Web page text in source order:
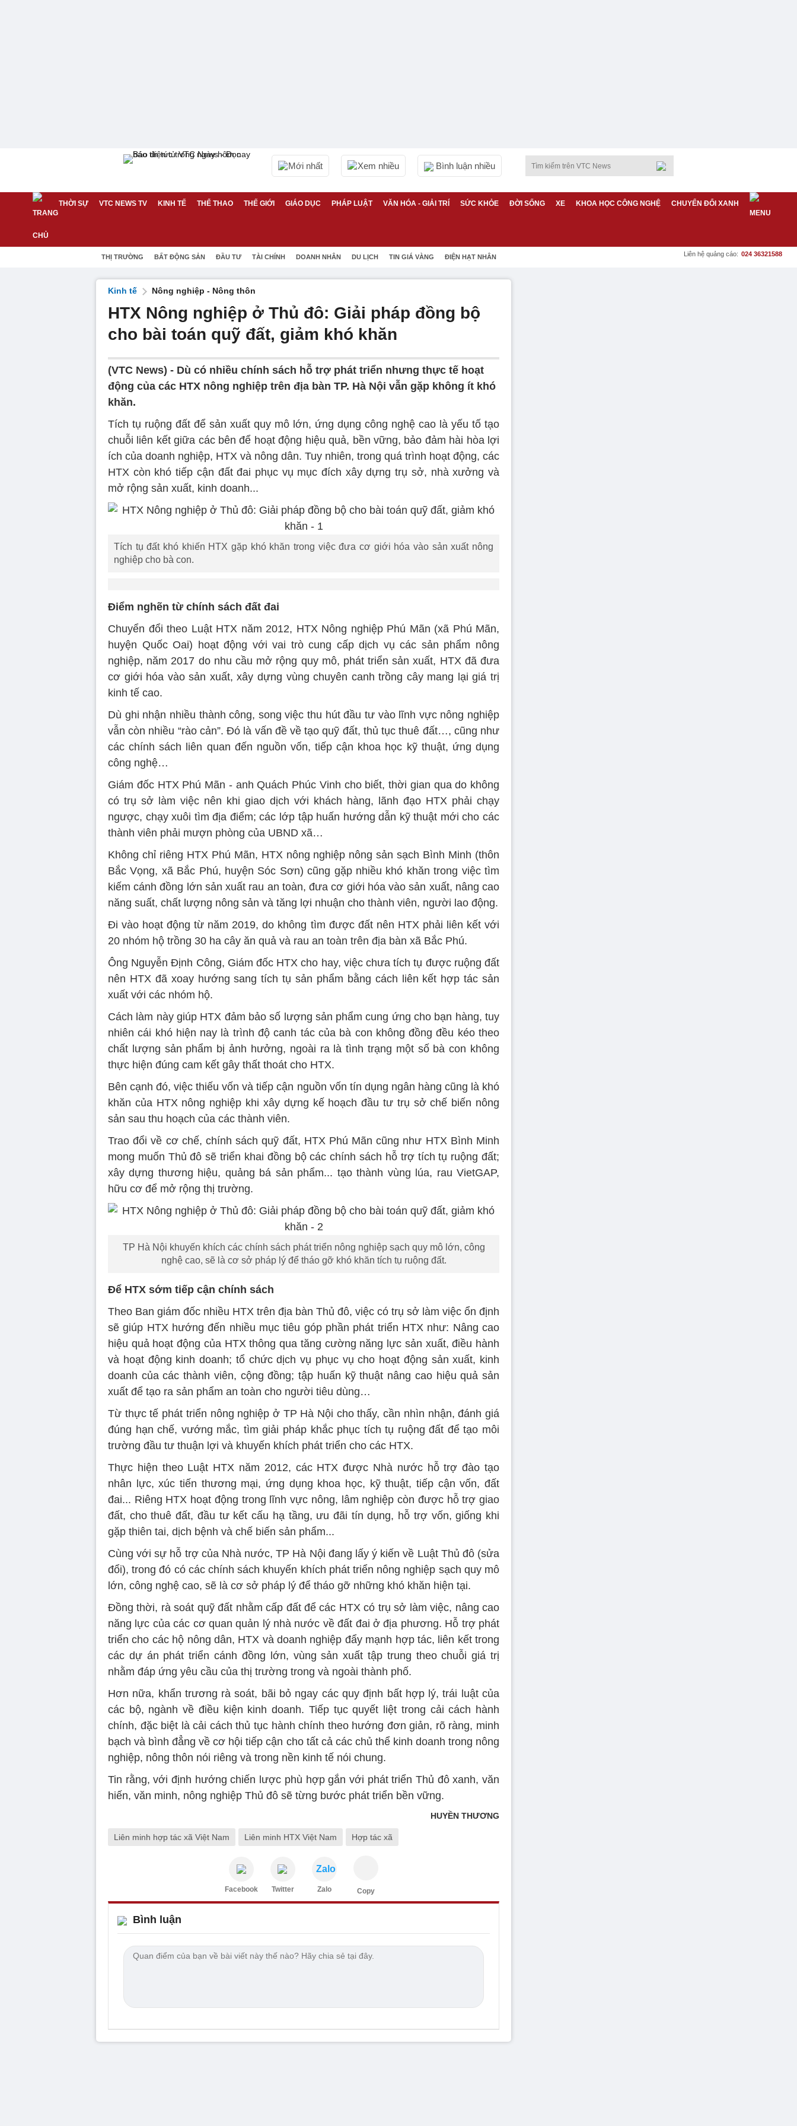
Mới nhất Xem nhiều Bình luận nhiều
THỜI SỰ VTC NEWS TV KINH TẾ THỂ THAO THẾ GIỚI GIÁO DỤC PHÁP LUẬT VĂN HÓA - GIẢI TRÍ SỨC KHỎE ĐỜI SỐNG XE KHOA HỌC CÔNG NGHỆ CHUYỂN ĐỔI XANH
THỊ TRƯỜNG BẤT ĐỘNG SẢN ĐẦU TƯ TÀI CHÍNH DOANH NHÂN DU LỊCH TIN GIÁ VÀNG ĐIỆN HẠT NHÂN Liên hệ quảng cáo: 024 36321588
Kinh tế Nông nghiệp - Nông thôn
HTX Nông nghiệp ở Thủ đô: Giải pháp đồng bộ
cho bài toán quỹ đất, giảm khó khăn
(VTC News) - Dù có nhiều chính sách hỗ trợ phát triển nhưng thực tế hoạt
động của các HTX nông nghiệp trên địa bàn TP. Hà Nội vẫn gặp không ít khó
khăn.
Tích tụ ruộng đất để sản xuất quy mô lớn, ứng dụng công nghệ cao là yếu tố tạo
chuỗi liên kết giữa các bên để hoạt động hiệu quả, bền vững, bảo đảm hài hòa lợi
ích của doanh nghiệp, HTX và nông dân. Tuy nhiên, trong quá trình hoạt động, các
HTX còn khó tiếp cận đất đai phục vụ mục đích xây dựng trụ sở, nhà xưởng và
mở rộng sản xuất, kinh doanh...
Tích tụ đất khó khiến HTX gặp khó khăn trong việc đưa cơ giới hóa vào sản xuất nông
nghiệp cho bà con.
Điểm nghẽn từ chính sách đất đai
Chuyển đổi theo Luật HTX năm 2012, HTX Nông nghiệp Phú Mãn (xã Phú Mãn,
huyện Quốc Oai) hoạt động với vai trò cung cấp dịch vụ các sản phẩm nông
nghiệp, năm 2017 do nhu cầu mở rộng quy mô, phát triển sản xuất, HTX đã đưa
cơ giới hóa vào sản xuất, xây dựng vùng chuyên canh trồng cây mang lại giá trị
kinh tế cao.
Dù ghi nhận nhiều thành công, song việc thu hút đầu tư vào lĩnh vực nông nghiệp
vẫn còn nhiều “rào cản”. Đó là vấn đề về tạo quỹ đất, thủ tục thuê đất…, cũng như
các chính sách liên quan đến nguồn vốn, tiếp cận khoa học kỹ thuật, ứng dụng
công nghệ…
Giám đốc HTX Phú Mãn - anh Quách Phúc Vinh cho biết, thời gian qua do không
có trụ sở làm việc nên khi giao dịch với khách hàng, lãnh đạo HTX phải chạy
ngược, chạy xuôi tìm địa điểm; các lớp tập huấn hướng dẫn kỹ thuật mới cho các
thành viên phải mượn phòng của UBND xã…
Không chỉ riêng HTX Phú Mãn, HTX nông nghiệp nông sản sạch Bình Minh (thôn
Bắc Vọng, xã Bắc Phú, huyện Sóc Sơn) cũng gặp nhiều khó khăn trong việc tìm
kiếm cánh đồng lớn sản xuất rau an toàn, đưa cơ giới hóa vào sản xuất, nâng cao
năng suất, chất lượng nông sản và tăng lợi nhuận cho thành viên, người lao động.
Đi vào hoạt động từ năm 2019, do không tìm được đất nên HTX phải liên kết với
20 nhóm hộ trồng 30 ha cây ăn quả và rau an toàn trên địa bàn xã Bắc Phú.
Ông Nguyễn Định Công, Giám đốc HTX cho hay, việc chưa tích tụ được ruộng đất
nên HTX đã xoay hướng sang tích tụ sản phẩm bằng cách liên kết hợp tác sản
xuất với các nhóm hộ.
Cách làm này giúp HTX đảm bảo số lượng sản phẩm cung ứng cho bạn hàng, tuy
nhiên cái khó hiện nay là trình độ canh tác của bà con không đồng đều kéo theo
chất lượng sản phẩm bị ảnh hưởng, ngoài ra là tình trạng một số bà con không
thực hiện đúng cam kết gây thất thoát cho HTX.
Bên cạnh đó, việc thiếu vốn và tiếp cận nguồn vốn tín dụng ngân hàng cũng là khó
khăn của HTX nông nghiệp khi xây dựng kế hoạch đầu tư trụ sở chế biến nông
sản sau thu hoạch của các thành viên.
Trao đổi về cơ chế, chính sách quỹ đất, HTX Phú Mãn cũng như HTX Bình Minh
mong muốn Thủ đô sẽ triển khai đồng bộ các chính sách hỗ trợ tích tụ ruộng đất;
xây dựng thương hiệu, quảng bá sản phẩm... tạo thành vùng lúa, rau VietGAP,
hữu cơ để mở rộng thị trường.
TP Hà Nội khuyến khích các chính sách phát triển nông nghiệp sạch quy mô lớn, công
nghệ cao, sẽ là cơ sở pháp lý để tháo gỡ khó khăn tích tụ ruộng đất.
Để HTX sớm tiếp cận chính sách
Theo Ban giám đốc nhiều HTX trên địa bàn Thủ đô, việc có trụ sở làm việc ổn định
sẽ giúp HTX hướng đến nhiều mục tiêu góp phần phát triển HTX như: Nâng cao
hiệu quả hoạt động của HTX thông qua tăng cường năng lực sản xuất, điều hành
và hoạt động kinh doanh; tổ chức dịch vụ phục vụ cho hoạt động sản xuất, kinh
doanh của các thành viên, cộng đồng; tập huấn kỹ thuật nâng cao hiệu quả sản
xuất để tạo ra sản phẩm an toàn cho người tiêu dùng…
Từ thực tế phát triển nông nghiệp ở TP Hà Nội cho thấy, cần nhìn nhận, đánh giá
đúng hạn chế, vướng mắc, tìm giải pháp khắc phục tích tụ ruộng đất để tạo môi
trường đầu tư thuận lợi và khuyến khích phát triển cho các HTX.
Thực hiện theo Luật HTX năm 2012, các HTX được Nhà nước hỗ trợ đào tạo
nhân lực, xúc tiến thương mại, ứng dụng khoa học, kỹ thuật, tiếp cận vốn, đất
đai... Riêng HTX hoạt động trong lĩnh vực nông, lâm nghiệp còn được hỗ trợ giao
đất, cho thuê đất, đầu tư kết cấu hạ tầng, ưu đãi tín dụng, hỗ trợ vốn, giống khi
gặp thiên tai, dịch bệnh và chế biến sản phẩm...
Cùng với sự hỗ trợ của Nhà nước, TP Hà Nội đang lấy ý kiến về Luật Thủ đô (sửa
đổi), trong đó có các chính sách khuyến khích phát triển nông nghiệp sạch quy mô
lớn, công nghệ cao, sẽ là cơ sở pháp lý để tháo gỡ những khó khăn hiện tại.
Đồng thời, rà soát quỹ đất nhằm cấp đất để các HTX có trụ sở làm việc, nâng cao
năng lực của các cơ quan quản lý nhà nước về đất đai ở địa phương. Hỗ trợ phát
triển cho các hộ nông dân, HTX và doanh nghiệp đẩy mạnh hợp tác, liên kết trong
các dự án phát triển cánh đồng lớn, vùng sản xuất tập trung theo chuỗi giá trị
nhằm đáp ứng yêu cầu của thị trường trong và ngoài thành phố.
Hơn nữa, khẩn trương rà soát, bãi bỏ ngay các quy định bất hợp lý, trái luật của
các bộ, ngành về điều kiện kinh doanh. Tiếp tục quyết liệt trong cải cách hành
chính, đặc biệt là cải cách thủ tục hành chính theo hướng đơn giản, rõ ràng, minh
bạch và bình đẳng về cơ hội tiếp cận cho tất cả các chủ thể kinh doanh trong nông
nghiệp, nông thôn nói riêng và trong nền kinh tế nói chung.
Tin rằng, với định hướng chiến lược phù hợp gắn với phát triển Thủ đô xanh, văn
hiến, văn minh, nông nghiệp Thủ đô sẽ từng bước phát triển bền vững.
HUYỀN THƯƠNG
Liên minh hợp tác xã Việt Nam Liên minh HTX Việt Nam Hợp tác xã
Facebook Twitter
Zalo
Zalo Copy
Bình luận